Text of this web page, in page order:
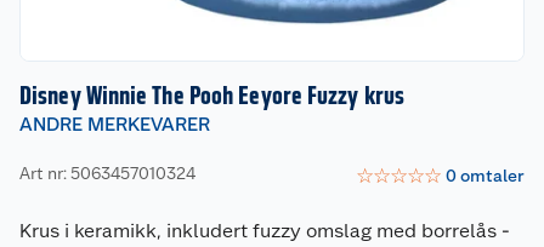
Disney Winnie The Pooh Eeyore Fuzzy krus
ANDRE MERKEVARER
Art nr: 5063457010324 ☆☆☆☆☆ 0omtaler
Krus i keramikk, inkludert fuzzy omslag med borrelås -